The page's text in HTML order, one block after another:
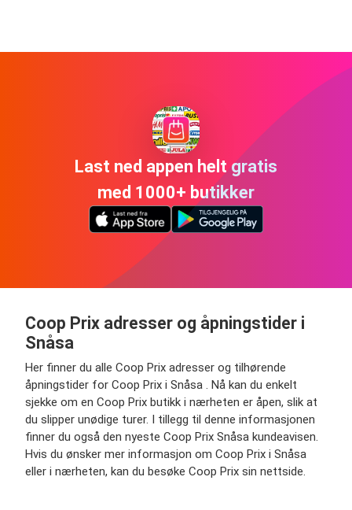
Last ned appen helt gratis
med 1000+ butikker
Coop Prix adresser og åpningstider i
Snåsa
Her finner du alle Coop Prix adresser og tilhørende
åpningstider for Coop Prix i Snåsa . Nå kan du enkelt
sjekke om en Coop Prix butikk i nærheten er åpen, slik at
du slipper unødige turer. I tillegg til denne informasjonen
finner du også den nyeste Coop Prix Snåsa kundeavisen.
Hvis du ønsker mer informasjon om Coop Prix i Snåsa
eller i nærheten, kan du besøke Coop Prix sin nettside.